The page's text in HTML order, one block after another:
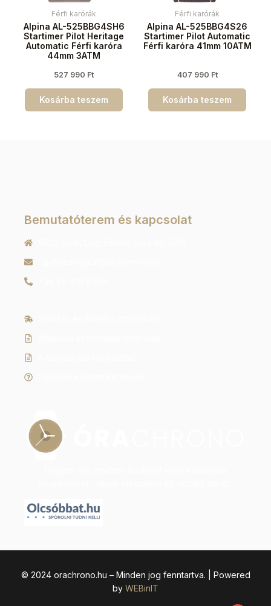
Férfi karórák
Alpina AL-525BBG4SH6
Startimer Pilot Heritage
Automatic Férfi karóra
44mm 3ATM
527 990 Ft
Kosárba teszem
Férfi karórák
Alpina AL-525BBG4S26
Startimer Pilot Automatic
Férfi karóra 41mm 10ATM
407 990 Ft
Kosárba teszem
Bemutatóterem és kapcsolat
© 2024 orachrono.hu – Minden jog fenntartva. | Powered
by WEBinIT